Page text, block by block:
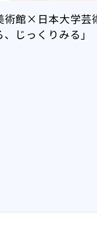
術館×日本大学芸
じっくりみる」